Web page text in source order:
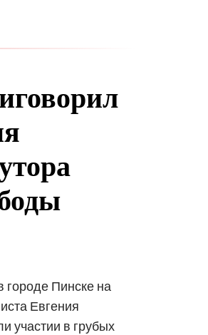
городе Пинске на
Евгения
участии в грубых